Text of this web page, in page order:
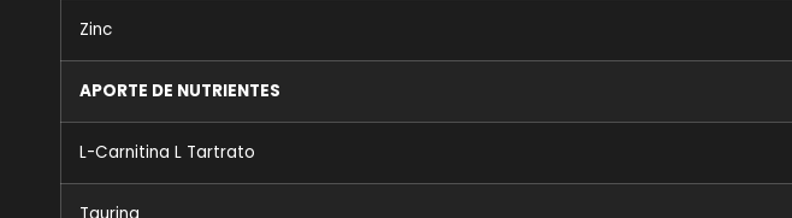
Zinc
APORTE DE NUTRIENTES
L-Carnitina L Tartrato